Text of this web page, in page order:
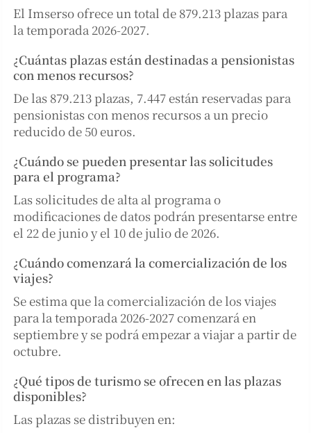
El Imserso ofrece un total de 879.213 plazas para
la temporada 2026-2027.
¿Cuántas plazas están destinadas a pensionistas
con menos recursos?
De las 879.213 plazas, 7.447 están reservadas para
pensionistas con menos recursos a un precio
reducido de 50 euros.
¿Cuándo se pueden presentar las solicitudes
para el programa?
Las solicitudes de alta al programa o
modificaciones de datos podrán presentarse entre
el 22 de junio y el 10 de julio de 2026.
¿Cuándo comenzará la comercialización de los
viajes?
Se estima que la comercialización de los viajes
para la temporada 2026-2027 comenzará en
septiembre y se podrá empezar a viajar a partir de
octubre.
¿Qué tipos de turismo se ofrecen en las plazas
disponibles?
Las plazas se distribuyen en: